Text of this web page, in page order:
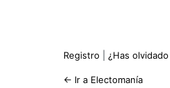
Registro ¿Has
← Ir a Electomanía